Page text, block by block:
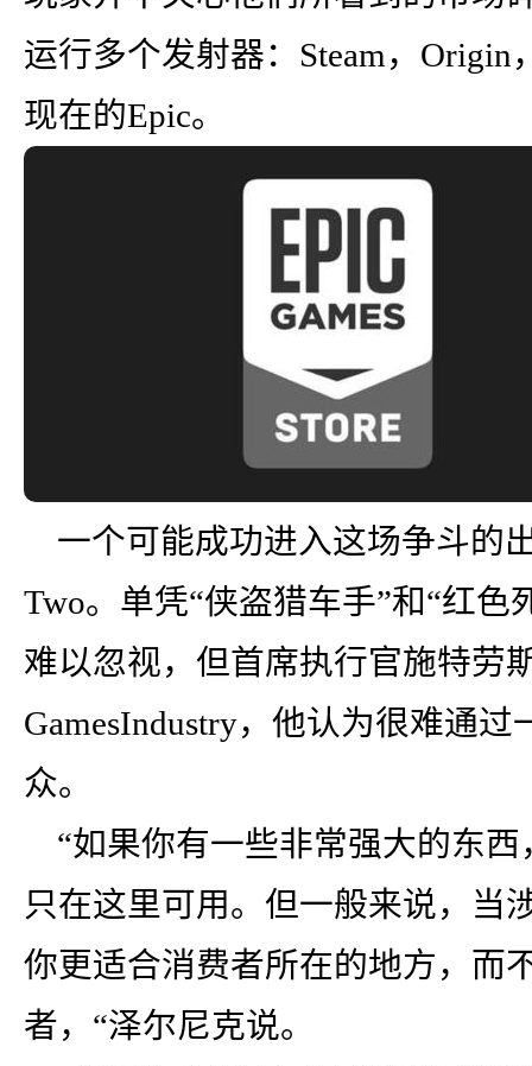
运行多个发射器：Steam，Origin
现在的Epic。
一个可能成功进入这场争斗的
Two。单凭“侠盗猎车手”和“红
难以忽视，但首席执行官施特劳
GamesIndustry，他认为很难通
众。
“如果你有一些非常强大的东
只在这里可用。但一般来说，当
你更适合消费者所在的地方，而
者，“泽尔尼克说。